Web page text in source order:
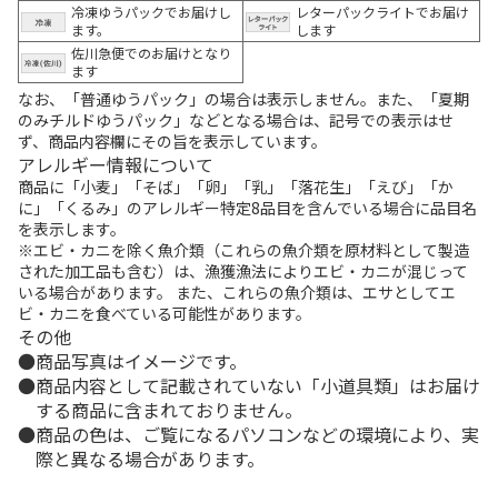
冷凍ゆうパックでお届けし
ます。
レターパックライトでお届け
します
佐川急便でのお届けとなり
ます
なお、「普通ゆうパック」の場合は表示しません。また、「夏期
のみチルドゆうパック」などとなる場合は、記号での表示はせ
ず、商品内容欄にその旨を表示しています。
アレルギー情報について
商品に「小麦」「そば」「卵」「乳」「落花生」「えび」「か
に」「くるみ」のアレルギー特定8品目を含んでいる場合に品目名
を表示します。
※エビ・カニを除く魚介類（これらの魚介類を原材料として製造
された加工品も含む）は、漁獲漁法によりエビ・カニが混じって
いる場合があります。 また、これらの魚介類は、エサとしてエ
ビ・カニを食べている可能性があります。
その他
商品写真はイメージです。
商品内容として記載されていない「小道具類」はお届け
する商品に含まれておりません。
商品の色は、ご覧になるパソコンなどの環境により、実
際と異なる場合があります。